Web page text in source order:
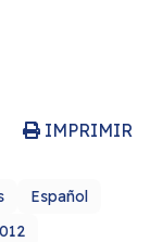
IMPRIMIR
Español